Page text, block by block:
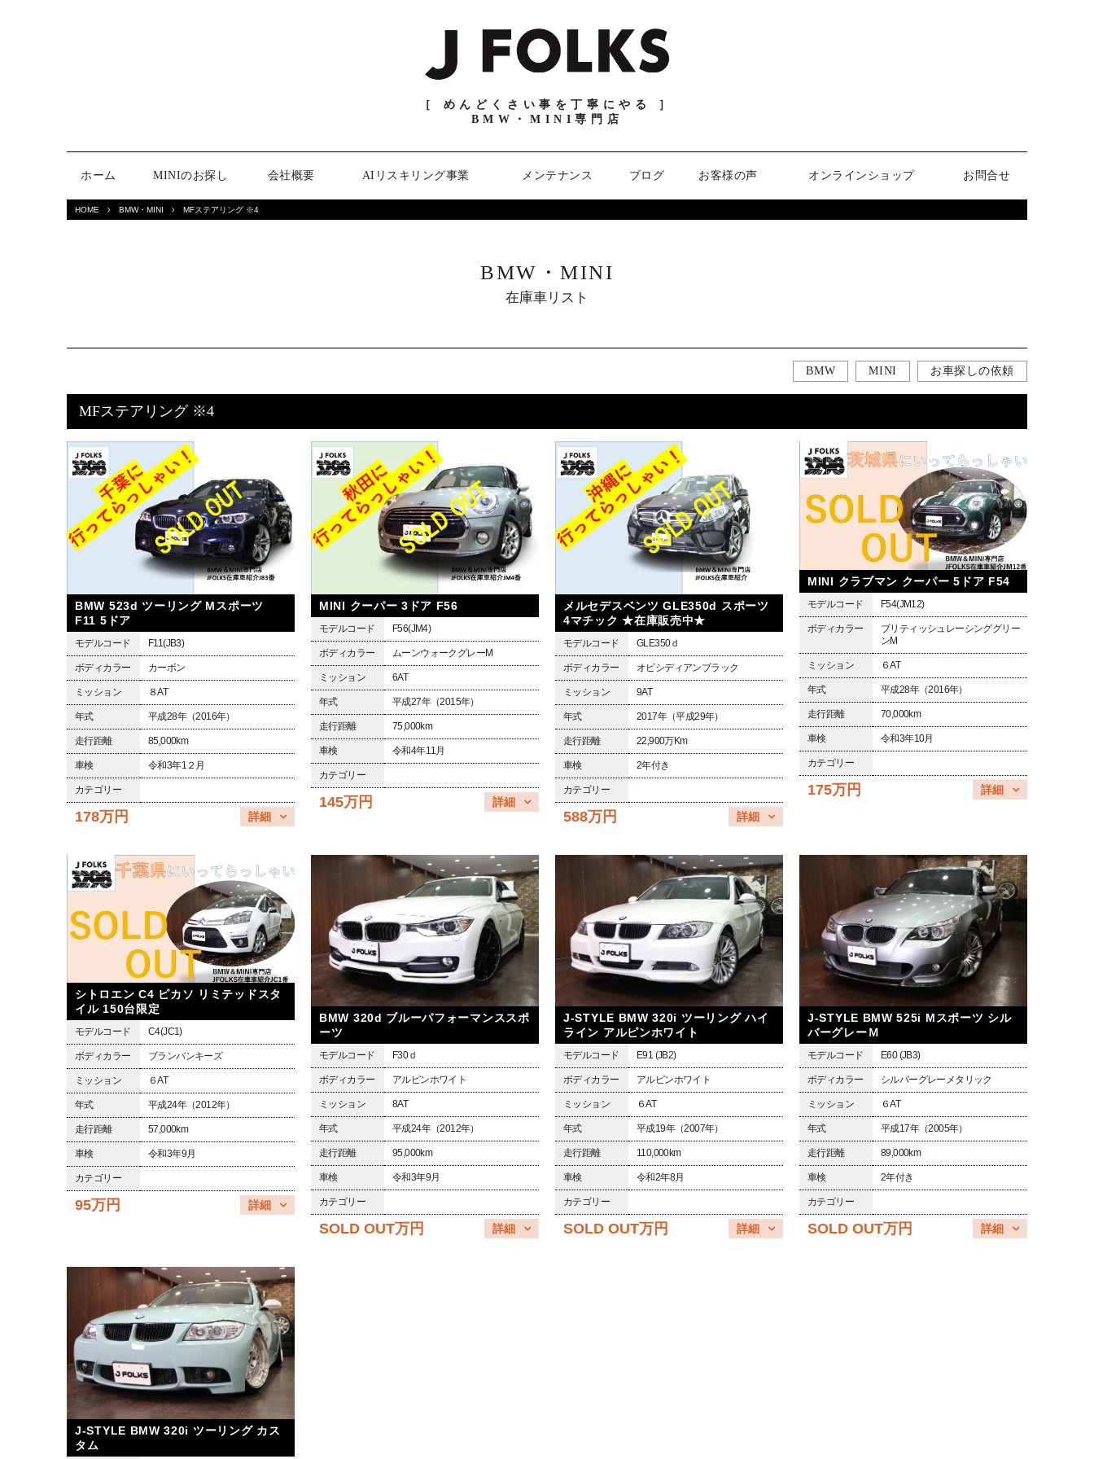
［ めんどくさい事を丁寧にやる ］
BMW・MINI専門店
ホーム MINIのお探し 会社概要 AIリスキリング事業 メンテナンス ブログ お客様の声 オンラインショップ お問合せ
HOME BMW・MINI MFステアリング ※4
BMW・MINI
在庫車リスト
BMW MINI お車探しの依頼
MFステアリング ※4
BMW 523d ツーリング Mスポーツ
F11 5ドア
モデルコード F11(JB3)
ボディカラー カーボン
ミッション ８AT
年式 平成28年（2016年）
走行距離 85,000km
車検 令和3年1２月
カテゴリー
178万円 詳細
MINI クーパー 3ドア F56
モデルコード F56(JM4)
ボディカラー ムーンウォークグレーM
ミッション 6AT
年式 平成27年（2015年）
走行距離 75,000km
車検 令和4年11月
カテゴリー
145万円 詳細
メルセデスベンツ GLE350d スポーツ
4マチック ★在庫販売中★
モデルコード GLE350ｄ
ボディカラー オビシディアンブラック
ミッション 9AT
年式 2017年（平成29年）
走行距離 22,900万Km
車検 2年付き
カテゴリー
588万円 詳細
MINI クラブマン クーパー 5ドア F54
モデルコード F54(JM12)
ボディカラー
ブリティッシュレーシンググリー
ンM
ミッション ６AT
年式 平成28年（2016年）
走行距離 70,000km
車検 令和3年10月
カテゴリー
175万円 詳細
シトロエン C4 ピカソ リミテッドスタ
イル 150台限定
モデルコード C4(JC1)
ボディカラー ブランバンキーズ
ミッション ６AT
年式 平成24年（2012年）
走行距離 57,000km
車検 令和3年9月
カテゴリー
95万円 詳細
BMW 320d ブルーパフォーマンススポ
ーツ
モデルコード F30ｄ
ボディカラー アルピンホワイト
ミッション 8AT
年式 平成24年（2012年）
走行距離 95,000km
車検 令和3年9月
カテゴリー
SOLD OUT万円 詳細
J-STYLE BMW 320i ツーリング ハイ
ライン アルピンホワイト
モデルコード E91 (JB2)
ボディカラー アルピンホワイト
ミッション ６AT
年式 平成19年（2007年）
走行距離 110,000km
車検 令和2年8月
カテゴリー
SOLD OUT万円 詳細
J-STYLE BMW 525i Mスポーツ シル
バーグレーＭ
モデルコード E60 (JB3)
ボディカラー シルバーグレーメタリック
ミッション ６AT
年式 平成17年（2005年）
走行距離 89,000km
車検 2年付き
カテゴリー
SOLD OUT万円 詳細
J-STYLE BMW 320i ツーリング カス
タム